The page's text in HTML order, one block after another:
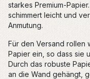
starkes Premium-
schimmert leicht und
Anmutung.
Für den Versand rollen
Papier ein, so dass sie
Durch das robuste
an die Wand gehängt,